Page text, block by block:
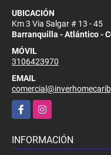
UBICACIÓN
Km 3 Via Salgar # 13 - 45
Barranquilla - Atlántico -
MÓVIL
3106423970
EMAIL
FacebookInstagram
INFORMACIÓN